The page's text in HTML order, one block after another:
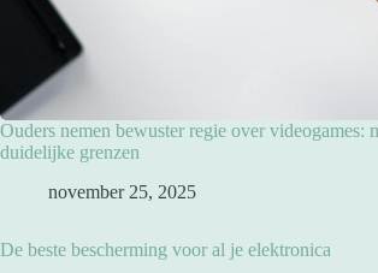
Ouders nemen bewuster regie over videogames:
duidelijke grenzen
november 25, 2025
De beste bescherming voor al je elektronica